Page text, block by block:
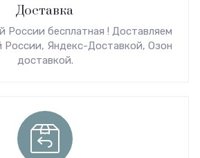
Доставка
России бесплатная ! Доставляем
Яндекс-Доставкой, Озон
доставкой.